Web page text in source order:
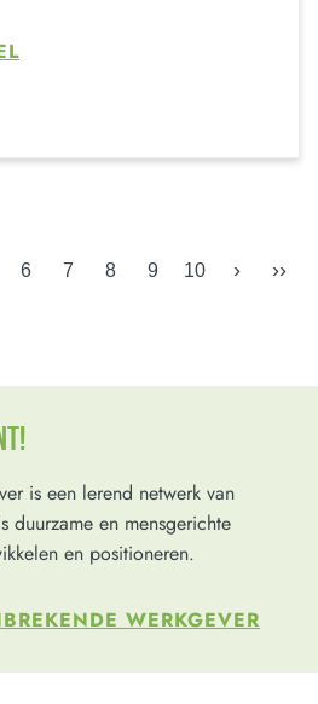
6 7 8 9 10 › ››
is een lerend netwerk van
duurzame en mensgerichte
en positioneren.
WERKGEVER